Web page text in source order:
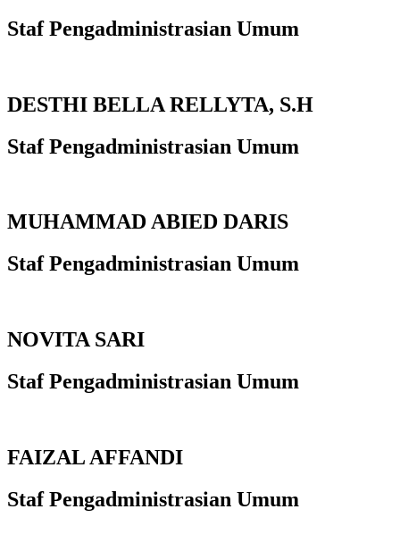
Staf Pengadministrasian Umum
DESTHI BELLA RELLYTA, S.H
Staf Pengadministrasian Umum
MUHAMMAD ABIED DARIS
Staf Pengadministrasian Umum
NOVITA SARI
Staf Pengadministrasian Umum
FAIZAL AFFANDI
Staf Pengadministrasian Umum